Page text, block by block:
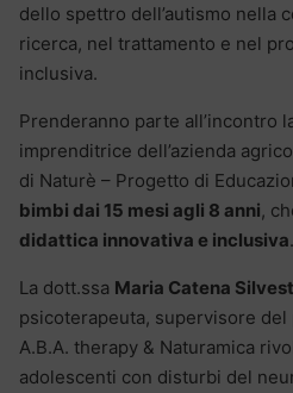
dello spettro dell’autismo nella
ricerca, nel trattamento e nel
inclusiva.
Prenderanno parte all’incontro
imprenditrice dell’azienda
di Naturè – Progetto di
bimbi dai 15 mesi agli 8 anni,
didattica innovativa e inclusiva.
La dott.ssa Maria Catena
psicoterapeuta, supervisore
A.B.A. therapy & Naturamica
adolescenti con disturbi del